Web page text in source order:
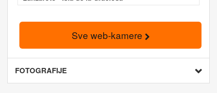
Sve web-kamere
FOTOGRAFIJE